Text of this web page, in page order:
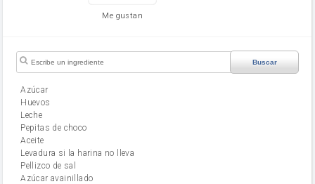
Me gustan
Buscar
Azúcar
huevos
leche
Pepitas de choco
aceite
Levadura si la harina no lleva
Pellizco de sal
Azúcar avainillado